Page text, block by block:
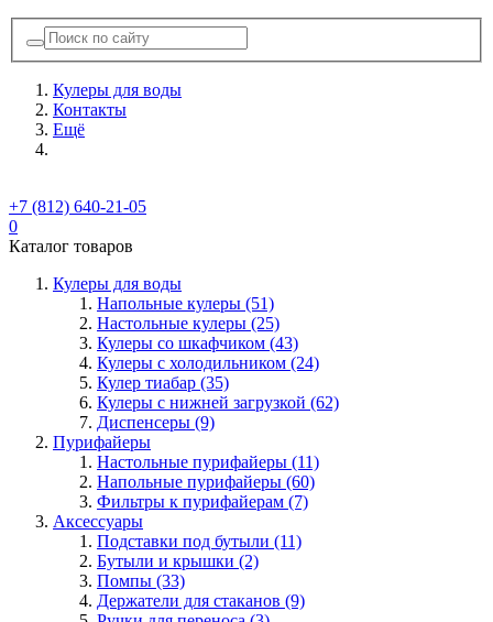
Кулеры для воды
Контакты
Ещё
+7 (812) 640-21-05
0
Каталог товаров
Кулеры для воды
Напольные кулеры (51)
Настольные кулеры (25)
Кулеры со шкафчиком (43)
Кулеры с холодильником (24)
Кулер тиабар (35)
Кулеры с нижней загрузкой (62)
Диспенсеры (9)
Пурифайеры
Настольные пурифайеры (11)
Напольные пурифайеры (60)
Фильтры к пурифайерам (7)
Аксессуары
Подставки под бутыли (11)
Бутыли и крышки (2)
Помпы (33)
Держатели для стаканов (9)